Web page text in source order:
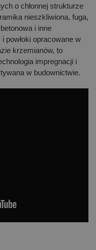
o chłonnej strukturze
nieszkliwiona, fuga,
i inne
powłoki opracowane w
krzemianów, to
impregnacji i
w budownictwie.